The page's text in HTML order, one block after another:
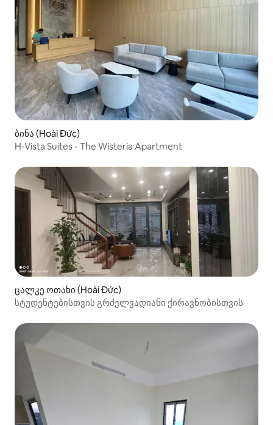
ბინა (Hoài Đức)
H-Vista Suites - The Wisteria Apartment
ცალკე ოთახი (Hoài Đức)
სტუდენტებისთვის გრძელვადიანი ქირავნობისთვის